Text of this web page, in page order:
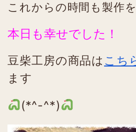
これからの時間も製作
本日も幸せでした！
豆柴工房の商品は こち
ます
(*^-^*)